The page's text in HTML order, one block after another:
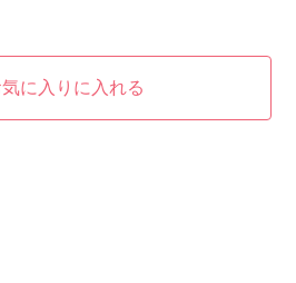
に入りに入れる